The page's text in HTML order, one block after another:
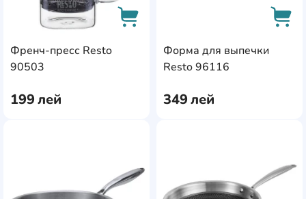
Френч-пресс Resto
90503
199лей
AddCardToCart
Форма для выпечки
Resto 96116
349лей